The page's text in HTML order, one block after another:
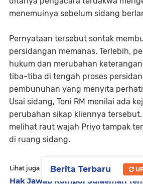
menemuinya sebelum sidang
Pernyataan tersebut sontak
persidangan memanas. Terlebih,
hukum dan merubahan
tiba-tiba di tengah proses
pembunuhan yang menyita
Usai sidang, Toni RM menilai ada
perubahan sikap kliennya
melihat raut wajah Priyo tampak
di ruang sidang.
Lihat juga
Hak Jawab Kompol Sulaeman
Berita Terbaru